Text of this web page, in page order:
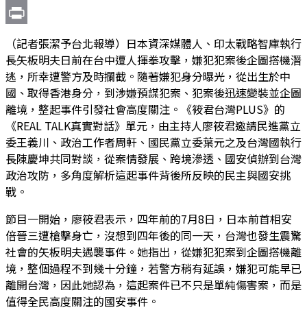
Link
Email
Print
（記者張潔予台北報導）日本資深媒體人、印太戰略智庫執行
長矢板明夫日前在台中遭人揮拳攻擊，嫌犯犯案後企圖搭機潛
逃，所幸遭警方及時攔截。隨著嫌犯身分曝光，從出生於中
國、取得香港身分，到涉嫌預謀犯案、犯案後迅速變裝並企圖
離境，整起事件引發社會高度關注。《筱君台灣PLUS》的
《REAL TALK真實對話》單元，由主持人廖筱君邀請民進黨立
委王義川、政治工作者周軒、國民黨立委葉元之及台灣國執行
長陳慶坤共同對談，從案情發展、跨境滲透、國安偵辦到台灣
政治攻防，多角度解析這起事件背後所反映的民主與國安挑
戰。
節目一開始，廖筱君表示，四年前的7月8日，日本前首相安
倍晉三遭槍擊身亡，沒想到四年後的同一天，台灣也發生震驚
社會的矢板明夫遇襲事件。她指出，從嫌犯犯案到企圖搭機離
境，整個過程不到幾十分鐘，若警方稍有延誤，嫌犯可能早已
離開台灣，因此她認為，這起案件已不只是單純傷害案，而是
值得全民高度關注的國安事件。